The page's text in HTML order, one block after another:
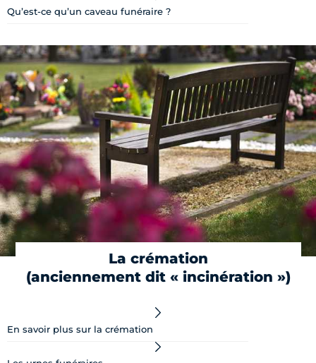
Qu’est-ce qu’un caveau funéraire ?
La crémation
(anciennement dit « incinération »)
En savoir plus sur la crémation